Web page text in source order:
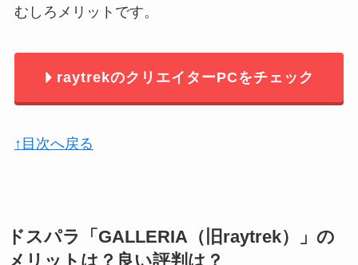
むしろメリットです。
raytrekのクリエイターPCをチェック
↑目次へ戻る
ドスパラ「GALLERIA（旧raytrek）」の
メリットは？良い評判は？